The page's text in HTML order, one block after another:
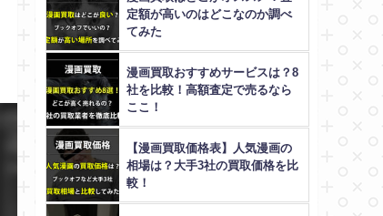
定額が高いのはどこなのか調べ
てみた
漫画買取おすすめサービスは？8
社を比較！高額査定で売るなら
ここ！
【漫画買取価格表】人気漫画の
相場は？大手3社の買取価格を比
較！